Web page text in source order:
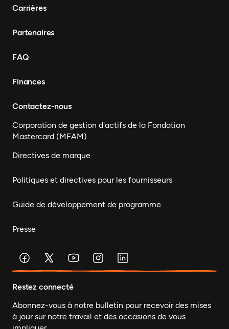
Carrières
Partenaires
FAQ
Finances
Contactez-nous
Corporation de gestion d'actifs de la Fondation
Mastercard (MFAM)
Directives de marque
Politiques et directives pour les fournisseurs
Guide de développement de programme
Presse
Restez connecté
Abonnez-vous à notre bulletin pour recevoir des mises
à jour sur notre travail et des occasions de vous